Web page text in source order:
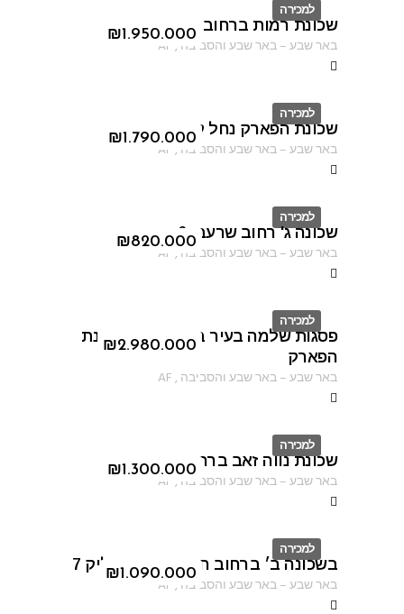
למכירה
ID
₪1.950.000
שכונת רמות ברחוב האנדרטה
באר שבע–באר שבע והסביבה ,
AF
למכירה
ID
₪1.790.000
שכונת הפארק נחל קדרון
באר שבע–באר שבע והסביבה ,
AF
למכירה
ID
₪820.000
שכונה ג' רחוב שרעבי 6
באר שבע–באר שבע והסביבה ,
AF
למכירה
ID
₪2.980.000
פסגות שלמה בעיר באר שבע בשכונת
הפארק
באר שבע–באר שבע והסביבה ,
AF
למכירה
ID
₪1.300.000
שכונת נווה זאב ברחוב פיארברג
באר שבע–באר שבע והסביבה ,
AF
למכירה
ID
₪1.090.000
בשכונה ב׳ ברחוב חיים נחמן ביאליק 7
באר שבע–באר שבע והסביבה ,
AF